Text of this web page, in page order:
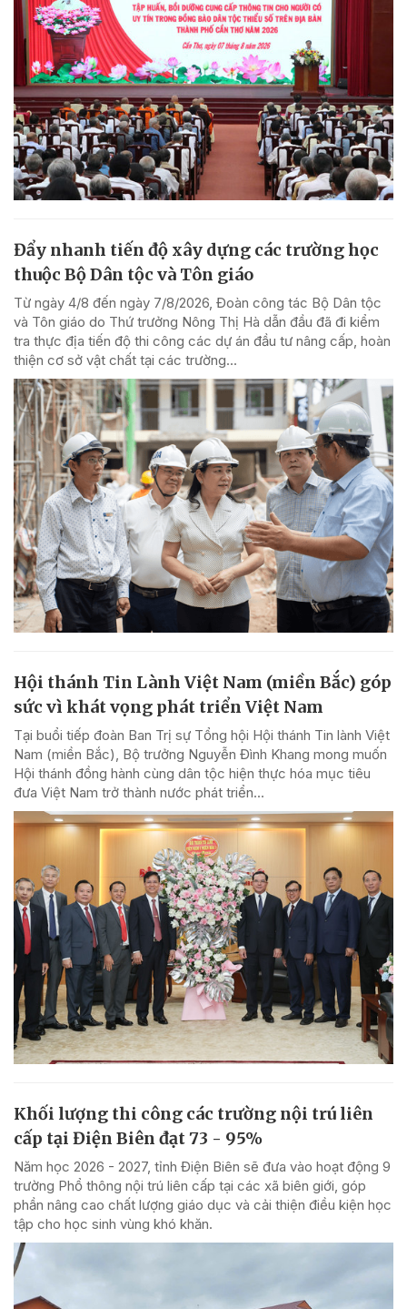
Đẩy nhanh tiến độ xây dựng các trường học
thuộc Bộ Dân tộc và Tôn giáo
Từ ngày 4/8 đến ngày 7/8/2026, Đoàn công tác Bộ Dân tộc
và Tôn giáo do Thứ trưởng Nông Thị Hà dẫn đầu đã đi kiểm
tra thực địa tiến độ thi công các dự án đầu tư nâng cấp, hoàn
thiện cơ sở vật chất tại các trường...
Hội thánh Tin Lành Việt Nam (miền Bắc) góp
sức vì khát vọng phát triển Việt Nam
Tại buổi tiếp đoàn Ban Trị sự Tổng hội Hội thánh Tin lành Việt
Nam (miền Bắc), Bộ trưởng Nguyễn Đình Khang mong muốn
Hội thánh đồng hành cùng dân tộc hiện thực hóa mục tiêu
đưa Việt Nam trở thành nước phát triển...
Khối lượng thi công các trường nội trú liên
cấp tại Điện Biên đạt 73 - 95%
Năm học 2026 - 2027, tỉnh Điện Biên sẽ đưa vào hoạt động 9
trường Phổ thông nội trú liên cấp tại các xã biên giới, góp
phần nâng cao chất lượng giáo dục và cải thiện điều kiện học
tập cho học sinh vùng khó khăn.